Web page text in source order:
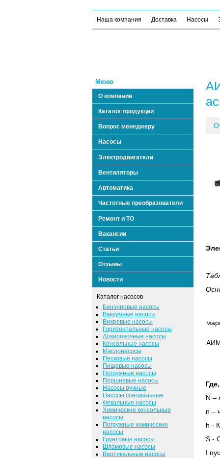
Наша компания Доставка Насосы
Меню
О компании
Каталог продукции
Вопрос менеджеру
Насосы
Электродвигатели
Вентиляторы
Автоматика
Частотные преобразователи
Ремонт и ТО
Вакансии
Статьи
Отзывы
Новости
Каталог насосов
Бензиновые насосы
Вакуумные насосы
Вихревые насосы
Горизонтальные насосы
Дозировочные насосы
Консольные насосы
Маслонасосы
Песковые насосы
Пищевые насосы
Погружные насосы
Поршневые насосы
Насосы ручные
Насосы специальные
Фекальные насосы
Химические консольные
насосы
Погружные химические
насосы
Грунтовые насосы
Шламовые насосы
Вертикальные насосы
Где,
N –
n –
h -
S -
I